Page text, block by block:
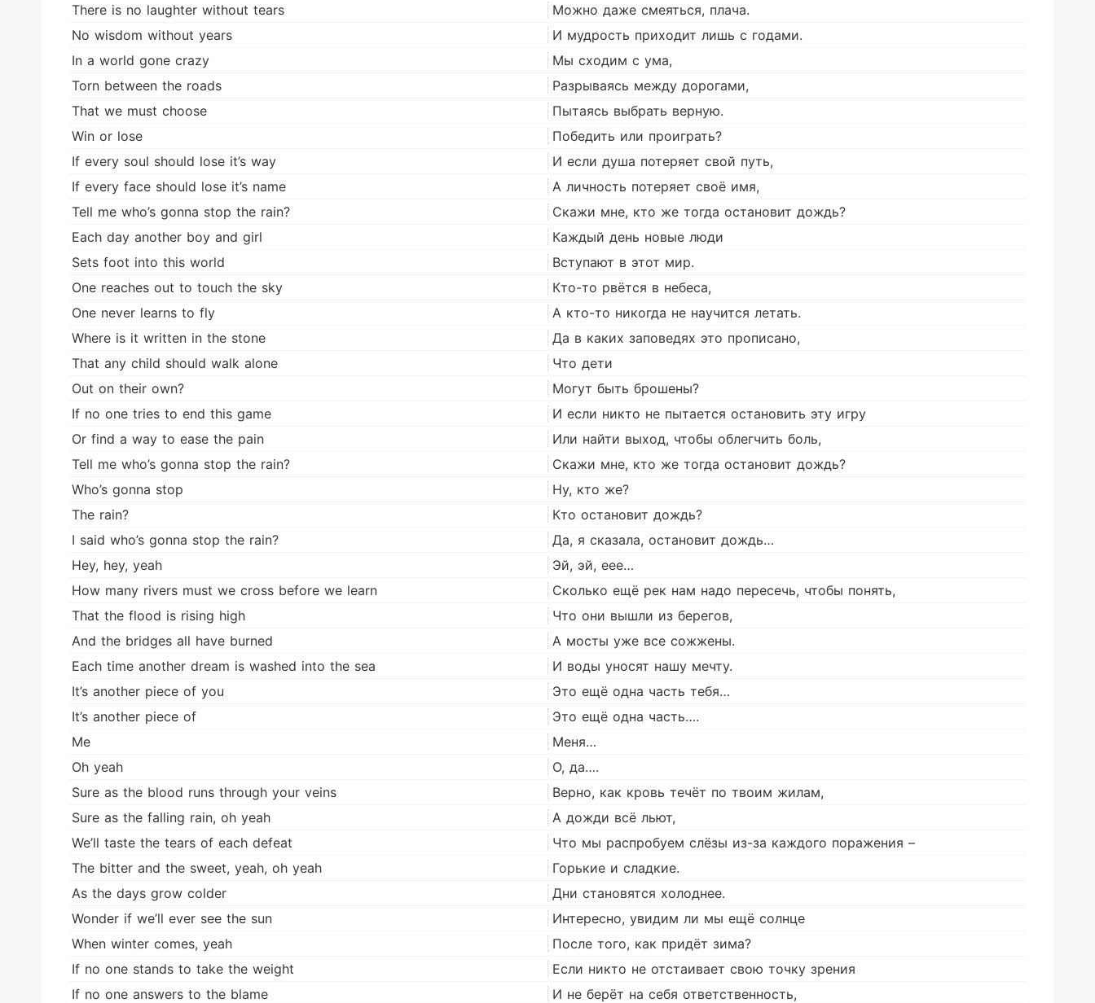
There is no laughter without tears
Можно даже смеяться, плача.
No wisdom without years
И мудрость приходит лишь с годами.
In a world gone crazy
Мы сходим с ума,
Torn between the roads
Разрываясь между дорогами,
That we must choose
Пытаясь выбрать верную.
Win or lose
Победить или проиграть?
If every soul should lose it’s way
И если душа потеряет свой путь,
If every face should lose it’s name
А личность потеряет своё имя,
Tell me who’s gonna stop the rain?
Скажи мне, кто же тогда остановит дождь?
Each day another boy and girl
Каждый день новые люди
Sets foot into this world
Вступают в этот мир.
One reaches out to touch the sky
Кто-то рвётся в небеса,
One never learns to fly
А кто-то никогда не научится летать.
Where is it written in the stone
Да в каких заповедях это прописано,
That any child should walk alone
Что дети
Out on their own?
Могут быть брошены?
If no one tries to end this game
И если никто не пытается остановить эту игру
Or find a way to ease the pain
Или найти выход, чтобы облегчить боль,
Tell me who’s gonna stop the rain?
Скажи мне, кто же тогда остановит дождь?
Who’s gonna stop
Ну, кто же?
The rain?
Кто остановит дождь?
I said who’s gonna stop the rain?
Да, я сказала, остановит дождь…
Hey, hey, yeah
Эй, эй, еее…
How many rivers must we cross before we learn
Сколько ещё рек нам надо пересечь, чтобы понять,
That the flood is rising high
Что они вышли из берегов,
And the bridges all have burned
А мосты уже все сожжены.
Each time another dream is washed into the sea
И воды уносят нашу мечту.
It’s another piece of you
Это ещё одна часть тебя…
It’s another piece of
Это ещё одна часть….
Me
Меня…
Oh yeah
О, да….
Sure as the blood runs through your veins
Верно, как кровь течёт по твоим жилам,
Sure as the falling rain, oh yeah
А дожди всё льют,
We’ll taste the tears of each defeat
Что мы распробуем слёзы из-за каждого поражения –
The bitter and the sweet, yeah, oh yeah
Горькие и сладкие.
As the days grow colder
Дни становятся холоднее.
Wonder if we’ll ever see the sun
Интересно, увидим ли мы ещё солнце
When winter comes, yeah
После того, как придёт зима?
If no one stands to take the weight
Если никто не отстаивает свою точку зрения
If no one answers to the blame
И не берёт на себя ответственность,